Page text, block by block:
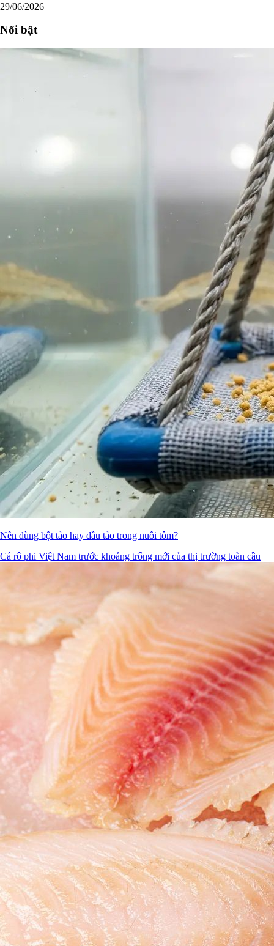
29/06/2026
Nổi bật
Nên dùng bột tảo hay dầu tảo trong nuôi tôm?
Cá rô phi Việt Nam trước khoảng trống mới của thị trường toàn cầu